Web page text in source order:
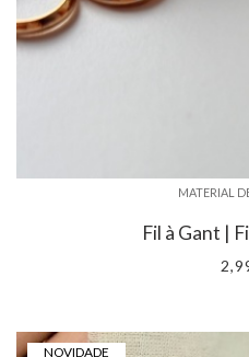
MATERIAL
Fil à Gant |
NOVIDADE